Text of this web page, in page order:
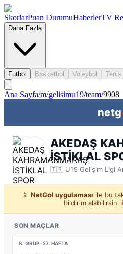
SkorlarPuan DurumuHaberlerTV
Daha Fazla
Futbol Basketbol Voleybol Tenis
Ana Sayfa/m/gelisimu19/team/9908
netg
AKEDAŞ
İSTİKLAL
🇹🇷 U19 Gelişim Ligi
📱 NetGol uygulaması ile bu
bildirim alabilirsin.
SON MAÇLAR
8. GRUP · 27. HAFTA